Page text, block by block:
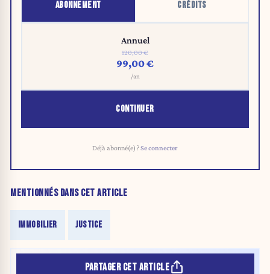
ABONNEMENT CRÉDITS
Annuel
120,00 €
99,00 €
/an
CONTINUER
Déjà abonné(e) ?Se connecter
MENTIONNÉS DANS CET ARTICLE
IMMOBILIER JUSTICE
PARTAGER CET ARTICLE